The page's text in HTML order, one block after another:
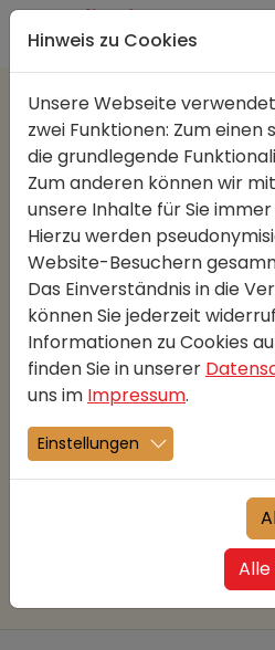
Direkt zur Hauptnavigation
Direkt zum Inhalt springen
Hausgemachte
11.08.2022 Monatshit
Ab sofort in unseren
erhältlich,
unserer Confiseurin.
Hinweis zu Cookies
Unsere Webseite
zwei Funktionen: Zum
die grundlegende
Zum anderen können wir
unsere Inhalte für Sie
Hierzu werden
Website-Besuchern
Das Einverständnis in die
können Sie jederzeit
Informationen zu Cookies
finden Sie in unserer
uns im Impressum.
Einstellungen